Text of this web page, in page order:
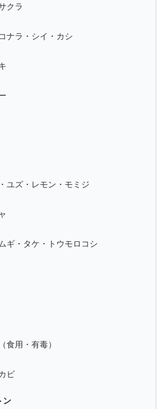
クラ
ナラ・シイ・カシ
ユズ・レモン・モミジ
ギ・タケ・トウモロコシ
食用・有毒）
ビ
ン